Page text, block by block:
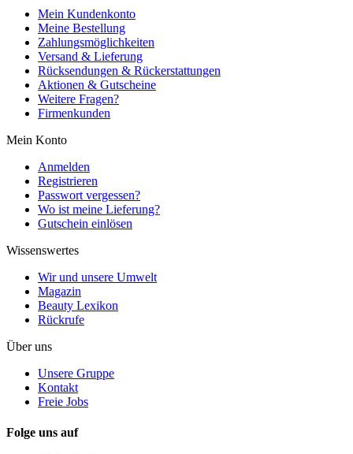
Mein Kundenkonto
Meine Bestellung
Zahlungsmöglichkeiten
Versand & Lieferung
Rücksendungen & Rückerstattungen
Aktionen & Gutscheine
Weitere Fragen?
Firmenkunden
Mein Konto
Anmelden
Registrieren
Passwort vergessen?
Wo ist meine Lieferung?
Gutschein einlösen
Wissenswertes
Wir und unsere Umwelt
Magazin
Beauty Lexikon
Rückrufe
Über uns
Unsere Gruppe
Kontakt
Freie Jobs
Folge uns auf